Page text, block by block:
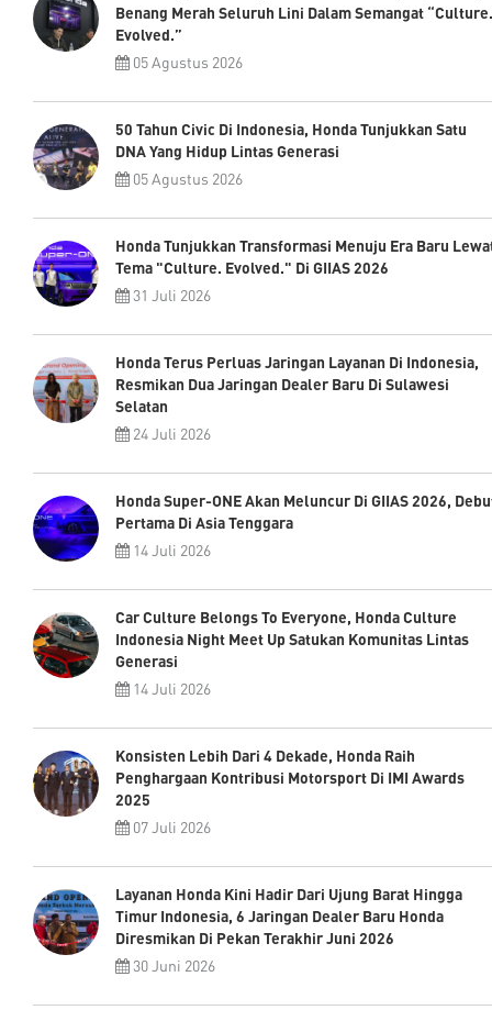
Benang Merah Seluruh Lini Dalam Semangat “Culture.
Evolved.”
05 Agustus 2026
50 Tahun Civic Di Indonesia, Honda Tunjukkan Satu
DNA Yang Hidup Lintas Generasi
05 Agustus 2026
Honda Tunjukkan Transformasi Menuju Era Baru
Tema "Culture. Evolved." Di GIIAS 2026
31 Juli 2026
Honda Terus Perluas Jaringan Layanan Di Indonesia,
Resmikan Dua Jaringan Dealer Baru Di Sulawesi
Selatan
24 Juli 2026
Honda Super-ONE Akan Meluncur Di GIIAS 2026,
Pertama Di Asia Tenggara
14 Juli 2026
Car Culture Belongs To Everyone, Honda Culture
Indonesia Night Meet Up Satukan Komunitas Lintas
Generasi
14 Juli 2026
Konsisten Lebih Dari 4 Dekade, Honda Raih
Penghargaan Kontribusi Motorsport Di IMI Awards
2025
07 Juli 2026
Layanan Honda Kini Hadir Dari Ujung Barat Hingga
Timur Indonesia, 6 Jaringan Dealer Baru Honda
Diresmikan Di Pekan Terakhir Juni 2026
30 Juni 2026